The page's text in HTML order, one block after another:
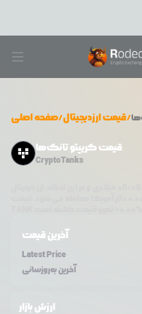
صفحه اصلی/قیمت ارزدیجیتال/
قیمت کریپتو تانک‌ها
CryptoTanks
آخرین قیمت
Latest Price
آخرین به‌روزسانی
ارزش بازار